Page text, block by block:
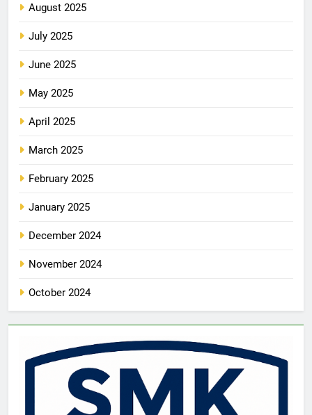
August 2025
July 2025
June 2025
May 2025
April 2025
March 2025
February 2025
January 2025
December 2024
November 2024
October 2024